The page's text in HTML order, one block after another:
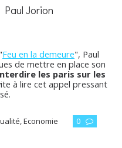
Paul Jorion
Feu en la demeure", Paul
de mettre en place son
les paris sur les
à lire cet appel pressant
,Economie 0